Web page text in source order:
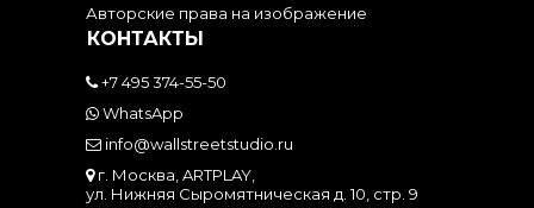
Авторские права на изображение
КОНТАКТЫ
+7 495 374-55-50
WhatsApp
info@wallstreetstudio.ru
г. Москва, ARTPLAY,
ул. Нижняя Сыромятническая д. 10, стр. 9